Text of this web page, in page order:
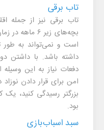
تاب برقی
تاب برقی نیز از جمله
بچه‌های زیر ۶
است و نمی‌تواند به طور
داشته باشد. با داشتن
دفعات نیاز به این
امن برای قرار دادن نوزاد
بزرگتر رسیدگی کنید،
بود.
سبد اسباب‌بازی